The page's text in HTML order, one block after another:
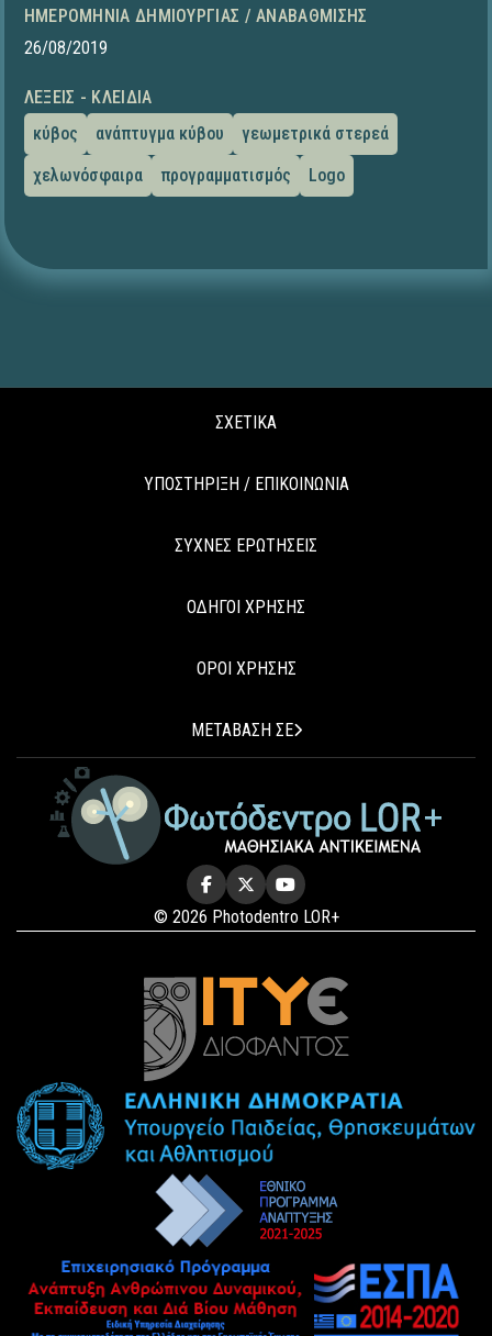
ΗΜΕΡΟΜΗΝΊΑ ΔΗΜΙΟΥΡΓΊΑΣ / ΑΝΑΒΆΘΜΙΣΗΣ
26/08/2019
ΛΈΞΕΙΣ - ΚΛΕΙΔΙΆ
κύβος
ανάπτυγμα κύβου
γεωμετρικά στερεά
χελωνόσφαιρα
προγραμματισμός Logo
ΣΧΕΤΙΚΑ
ΥΠΟΣΤΗΡΙΞΗ / ΕΠΙΚΟΙΝΩΝΙΑ
ΣΥΧΝΕΣ ΕΡΩΤΗΣΕΙΣ
ΟΔΗΓΟΙ ΧΡΗΣΗΣ
ΟΡΟΙ ΧΡΗΣΗΣ
ΜΕΤΑΒΑΣΗ ΣΕ
© 2026 Photodentro LOR+